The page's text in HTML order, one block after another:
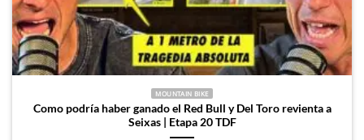
MOUNTAIN BIKE
Como podría haber ganado el Red Bull y Del Toro revienta a
Seixas | Etapa 20 TDF